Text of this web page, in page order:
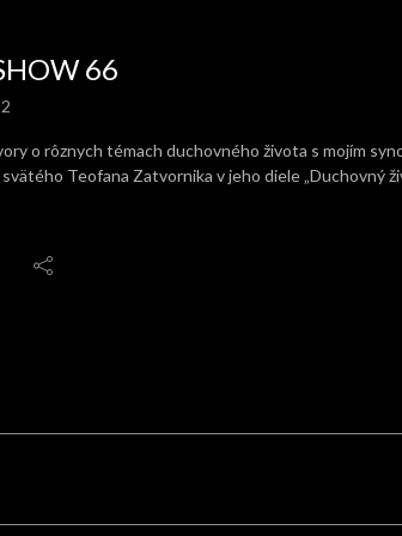
66
o rôznych témach duchovného života s mojím
Teofana Zatvornika v jeho diele „Duchovný